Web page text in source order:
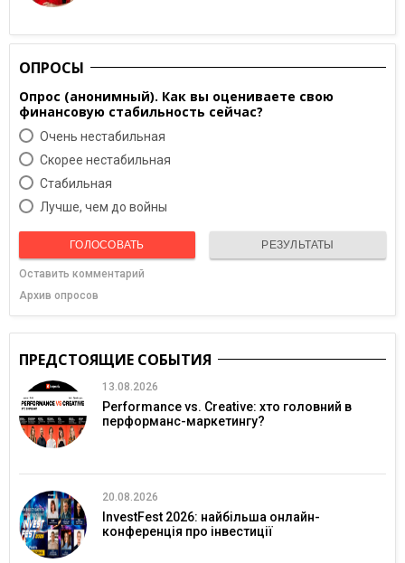
ОПРОСЫ
Опрос (анонимный). Как вы оцениваете свою
финансовую стабильность сейчас?
Очень нестабильная
Скорее нестабильная
Cтабильная
Лучше, чем до войны
ГОЛОСОВАТЬ РЕЗУЛЬТАТЫ
Оставить комментарий
Архив опросов
ПРЕДСТОЯЩИЕ СОБЫТИЯ
13.08.2026
Performance vs. Creative: хто головний в
перформанс-маркетингу?
20.08.2026
InvestFest 2026: найбільша онлайн-
конференція про інвестиції